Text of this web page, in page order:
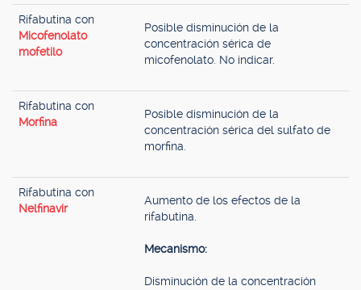
Rifabutina con
Micofenolato
mofetilo
Posible disminución de la
concentración sérica de
micofenolato. No indicar.
Rifabutina con
Morfina
Posible disminución de la
concentración sérica del sulfato de
morfina.
Rifabutina con
Nelfinavir
Aumento de los efectos de la
rifabutina.
Mecanismo:
Disminución de la concentración